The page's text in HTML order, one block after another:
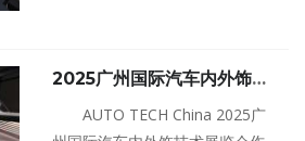
场需求与未来前景的重要窗口。
2025广州国际汽车内外饰技
术展览会：引领汽车内外饰发
展新潮流 Automotive
AUTO TECH China 2025广